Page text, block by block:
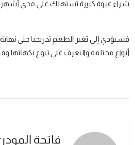
شراء عبوة كبيرة تستهلك على مدى
فسيؤدي إلى تغير الطعم تدريجيا حتى
أنواع مختلفة والتعرف على تنوع نكهاتها
فاتحة